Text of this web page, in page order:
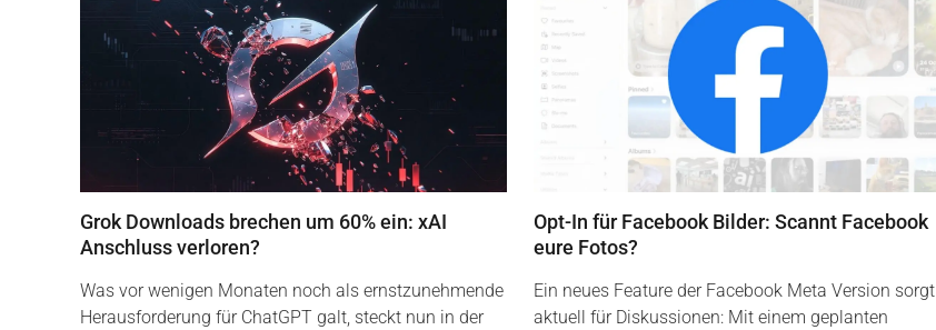
Grok Downloads brechen um 60% ein: xAI
Anschluss verloren?
Was vor wenigen Monaten noch als ernstzunehmende
Herausforderung für ChatGPT galt, steckt nun in der
Opt-In für Facebook Bilder: Scannt Facebook
eure Fotos?
Ein neues Feature der Facebook Meta Version sorgt
aktuell für Diskussionen: Mit einem geplanten